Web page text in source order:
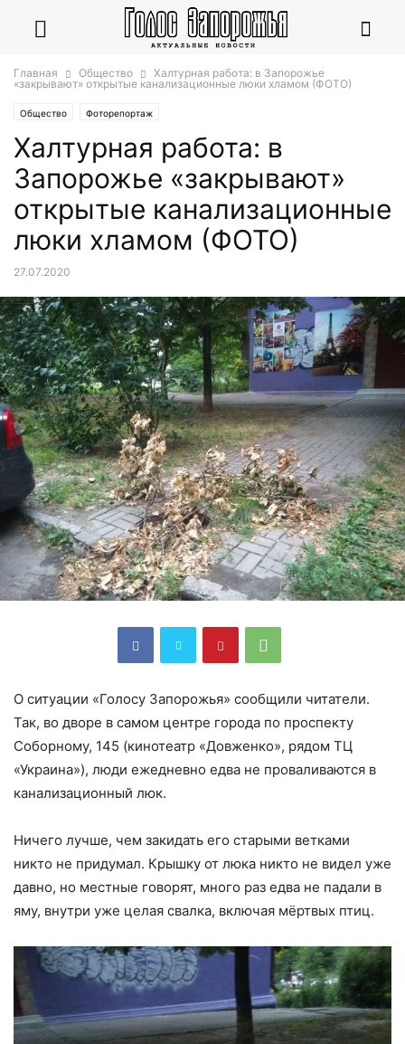
Главная Общество
Халтурная работа: в Запорожье
«закрывают» открытые канализационные люки хламом (ФОТО)
Общество Фоторепортаж
Халтурная работа: в
Запорожье «закрывают»
открытые канализационные
люки хламом (ФОТО)
27.07.2020
О ситуации «Голосу Запорожья» сообщили читатели.
Так, во дворе в самом центре города по проспекту
Соборному, 145 (кинотеатр «Довженко», рядом ТЦ
«Украина»), люди ежедневно едва не проваливаются в
канализационный люк.
Ничего лучше, чем закидать его старыми ветками
никто не придумал. Крышку от люка никто не видел уже
давно, но местные говорят, много раз едва не падали в
яму, внутри уже целая свалка, включая мёртвых птиц.